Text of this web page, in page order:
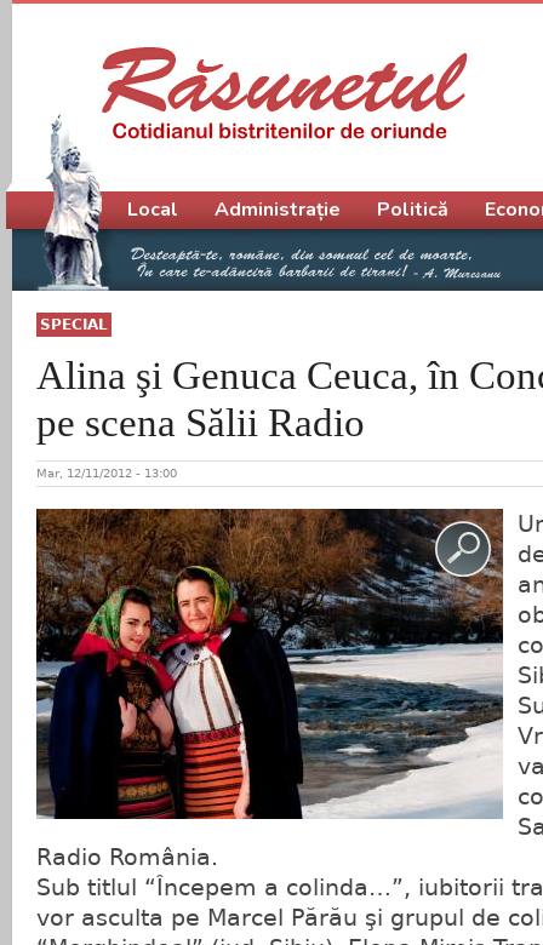
SPECIAL
Alina şi Genuca Ceuca, în
pe scena Sălii Radio
Mar, 12/11/2012 - 13:00
Radio România.
Sub titlul “Începem a colinda…”, iubitorii
vor asculta pe Marcel Părău şi grupul de
Meniu principal
Local Administrație Politică